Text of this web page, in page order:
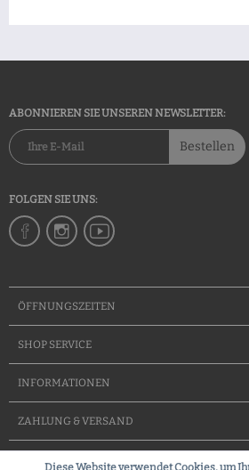
ABONNIEREN SIE UNSEREN NEWSLETTER:
Bestellen
FOLGEN SIE UNS:
ÖFFNUNGSZEITEN
SHOP SERVICE
INFORMATIONEN
ZAHLUNG & VERSAND
Diese Website verwendet Cookies, um